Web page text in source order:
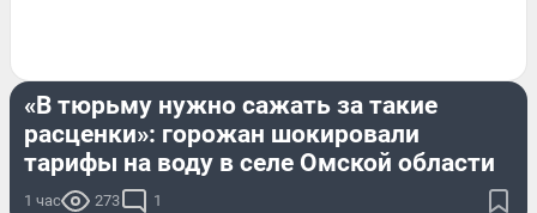
«В тюрьму нужно сажать за такие
расценки»: горожан шокировали
тарифы на воду в селе Омской области
1 час 273 1